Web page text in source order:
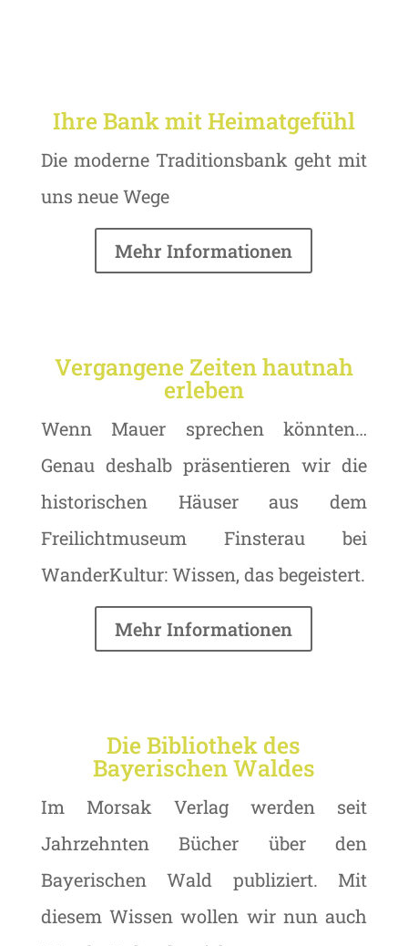
Ihre Bank mit Heimatgefühl
Die moderne Traditionsbank geht mit
uns neue Wege
Mehr Informationen
Vergangene Zeiten hautnah
erleben
Wenn Mauer sprechen könnten…
Genau deshalb präsentieren wir die
historischen Häuser aus dem
Freilichtmuseum Finsterau bei
WanderKultur: Wissen, das begeistert.
Mehr Informationen
Die Bibliothek des
Bayerischen Waldes
Im Morsak Verlag werden seit
Jahrzehnten Bücher über den
Bayerischen Wald publiziert. Mit
diesem Wissen wollen wir nun auch